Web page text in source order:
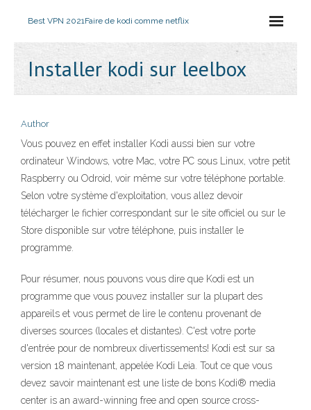
Best VPN 2021Faire de kodi comme netflix
Installer kodi sur leelbox
Author
Vous pouvez en effet installer Kodi aussi bien sur votre
ordinateur Windows, votre Mac, votre PC sous Linux, votre petit
Raspberry ou Odroid, voir même sur votre téléphone portable.
Selon votre système d'exploitation, vous allez devoir
télécharger le fichier correspondant sur le site officiel ou sur le
Store disponible sur votre téléphone, puis installer le
programme.
Pour résumer, nous pouvons vous dire que Kodi est un
programme que vous pouvez installer sur la plupart des
appareils et vous permet de lire le contenu provenant de
diverses sources (locales et distantes). C'est votre porte
d'entrée pour de nombreux divertissements! Kodi est sur sa
version 18 maintenant, appelée Kodi Leia. Tout ce que vous
devez savoir maintenant est une liste de bons Kodi® media
center is an award-winning free and open source cross-